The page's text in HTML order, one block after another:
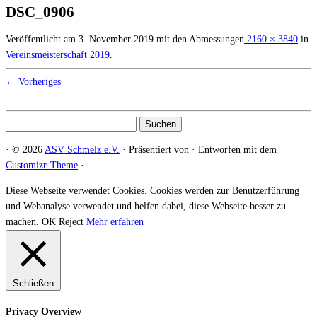
DSC_0906
Veröffentlicht am 3. November 2019 mit den Abmessungen 2160 × 3840 in
Vereinsmeisterschaft 2019.
← Vorheriges
· © 2026 ASV Schmelz e.V. · Präsentiert von · Entworfen mit dem
Customizr-Theme ·
Diese Webseite verwendet Cookies. Cookies werden zur Benutzerführung
und Webanalyse verwendet und helfen dabei, diese Webseite besser zu
machen. OK Reject Mehr erfahren
Schließen
Privacy Overview